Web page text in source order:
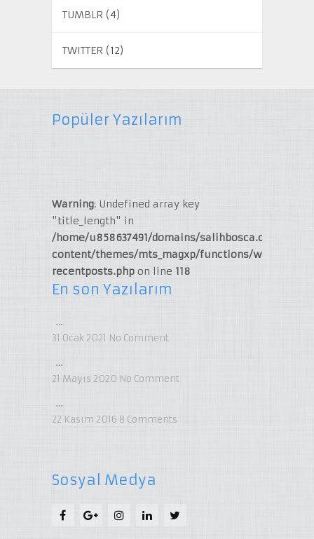
TUMBLR (4)
TWITTER (12)
Popüler Yazılarım
Warning: Undefined array key
"title_length" in
/home/u858637491/domains/salihbosca.com/
content/themes/mts_magxp/functions/widget-
recentposts.phpon line 118
En son Yazılarım
…
31 Ocak 2021 No Comment
…
21 Mayıs 2020 No Comment
…
22 Kasım 2016 8 Comments
Sosyal Medya